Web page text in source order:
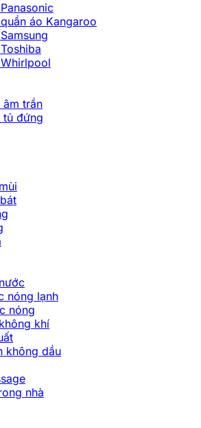
áo Kangaroo
trần
đứng
nóng lạnh
nóng
khí
không dầu
nhà